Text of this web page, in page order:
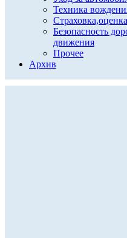
Техника
Безопасность
движения
Прочее
Архив